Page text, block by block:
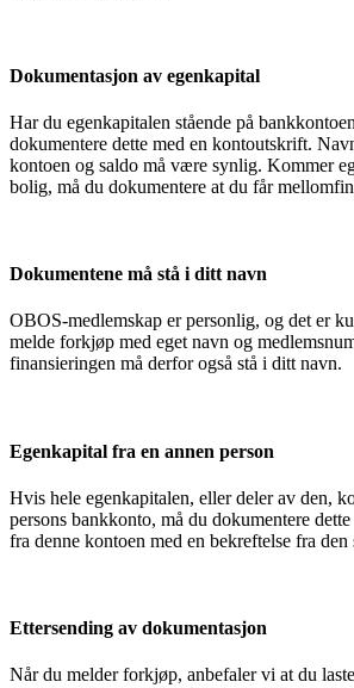
Dokumentasjon av egenkapital
Har du egenkapitalen stående på
dokumentere dette med en kontoutskrift.
kontoen og saldo må være synlig. Kommer
bolig, må du dokumentere at du får
Dokumentene må stå i ditt navn
OBOS-medlemskap er personlig, og det er
melde forkjøp med eget navn og
finansieringen må derfor også stå i ditt navn.
Egenkapital fra en annen person
Hvis hele egenkapitalen, eller deler av den,
persons bankkonto, må du dokumentere
fra denne kontoen med en bekreftelse fra den
Ettersending av dokumentasjon
Når du melder forkjøp, anbefaler vi at du